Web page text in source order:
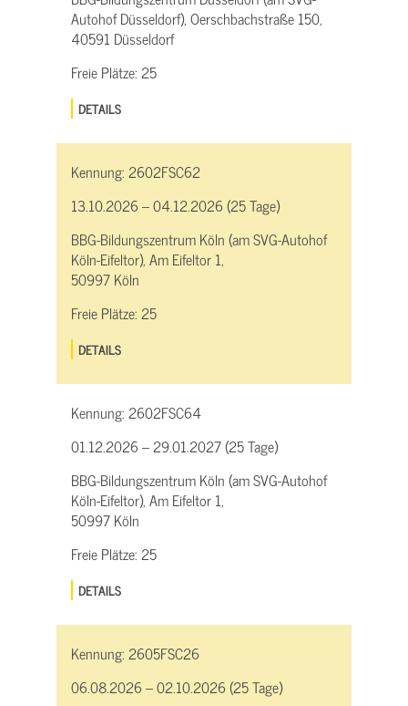
Autohof Düsseldorf), Oerschbachstraße 150,
40591 Düsseldorf
Freie Plätze:25
DETAILS
Kennung:2602FSC62
13.10.2026 – 04.12.2026 (25 Tage)
BBG-Bildungszentrum Köln (am SVG-Autohof
Köln-Eifeltor), Am Eifeltor 1,
50997 Köln
Freie Plätze:25
DETAILS
Kennung:2602FSC64
01.12.2026 – 29.01.2027 (25 Tage)
BBG-Bildungszentrum Köln (am SVG-Autohof
Köln-Eifeltor), Am Eifeltor 1,
50997 Köln
Freie Plätze:25
DETAILS
Kennung:2605FSC26
06.08.2026 – 02.10.2026 (25 Tage)